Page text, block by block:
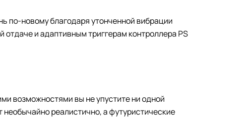
по-новому благодаря утонченной вибрации
и адаптивным триггерам контроллера PS
возможностями вы не упустите ни одной
реалистично, а футуристические